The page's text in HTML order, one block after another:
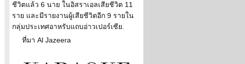
ชีวิตแล้ว 6 นาย ในอิสราเอลเสียชีวิต 11
ราย และมีรายงานผู้เสียชีวิตอีก 9 รายใน
กลุ่มประเทศอาหรับแถบอ่าวเปอร์เซีย.
ที่มา Al Jazeera